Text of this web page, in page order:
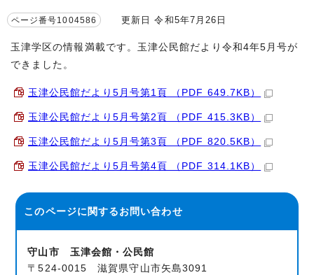
ページ番号1004586 更新日 令和5年7月26日
玉津学区の情報満載です。玉津公民館だより令和4年5月号が
できました。
玉津公民館だより5月号第1頁 （PDF 649.7KB）
玉津公民館だより5月号第2頁 （PDF 415.3KB）
玉津公民館だより5月号第3頁 （PDF 820.5KB）
玉津公民館だより5月号第4頁 （PDF 314.1KB）
このページに関するお問い合わせ
守山市 玉津会館・公民館
〒524-0015 滋賀県守山市矢島3091